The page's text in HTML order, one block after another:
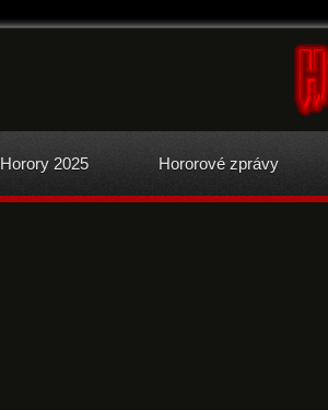
Horory 2025 Hororové zprávy